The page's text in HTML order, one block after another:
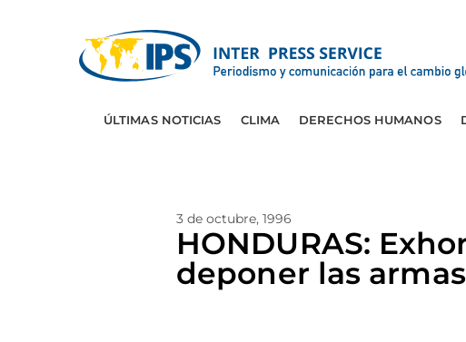
ÚLTIMAS NOTICIAS CLIMA DERECHOS HUMANOS
3 de octubre, 1996
HONDURAS:
deponer las armas